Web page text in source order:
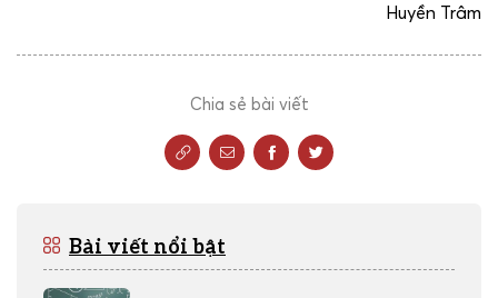
Huyền Trâm
Chia sẻ bài viết
Bài viết nổi bật